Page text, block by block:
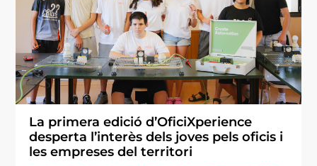
La primera edició d’OficiXperience
desperta l’interès dels joves pels oficis i
les empreses del territori